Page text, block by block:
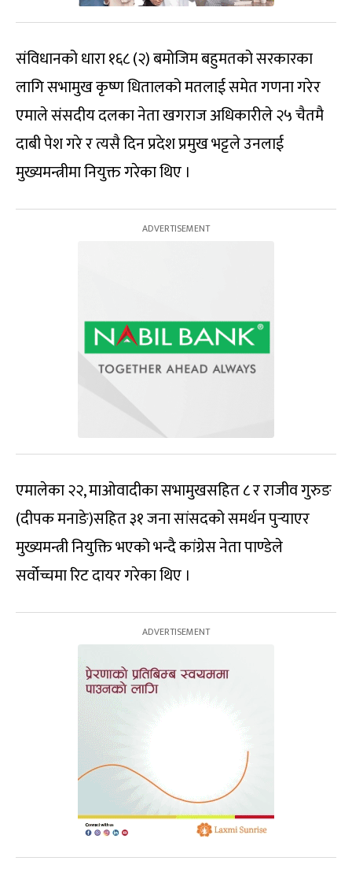
संविधानको धारा १६८ (२) बमोजिम बहुमतको सरकारका
लागि सभामुख कृष्ण धितालको मतलाई समेत गणना गरेर
एमाले संसदीय दलका नेता खगराज अधिकारीले २५ चैतमै
दाबी पेश गरे र त्यसै दिन प्रदेश प्रमुख भट्टले उनलाई
मुख्यमन्त्रीमा नियुक्त गरेका थिए ।
एमालेका २२, माओवादीका सभामुखसहित ८ र राजीव गुरुङ
(दीपक मनाङे)सहित ३१ जना सांसदको समर्थन पुर्‍याएर
मुख्यमन्त्री नियुक्ति भएको भन्दै कांग्रेस नेता पाण्डेले
सर्वोच्चमा रिट दायर गरेका थिए ।